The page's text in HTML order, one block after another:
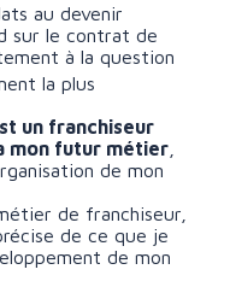
au devenir
sur le contrat de
à la question
la plus
un franchiseur
mon futur métier
de mon
de franchiseur,
de ce que je
de mon